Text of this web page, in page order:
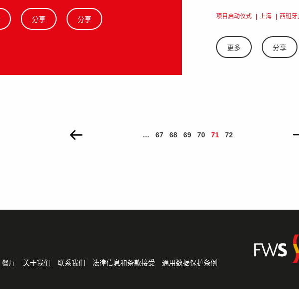
分享 分享 项目启动仪式 上海 西班牙
更多 分享
… 67 68 69 70 71 72
餐厅 关于我们 联系我们 法律信息和条款接受 通用数据保护条例